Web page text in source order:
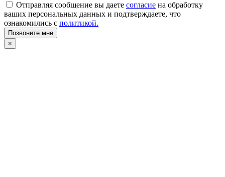
Отправляя сообщение вы даете согласие на обработку
ваших персональных данных и подтверждаете, что
ознакомились с политикой.
Позвоните мне
×